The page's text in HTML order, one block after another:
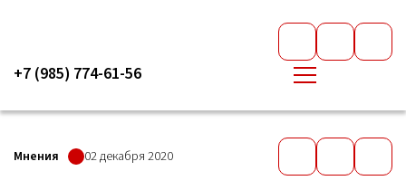
+7 (985) 774-61-56
Мнения 02 декабря 2020